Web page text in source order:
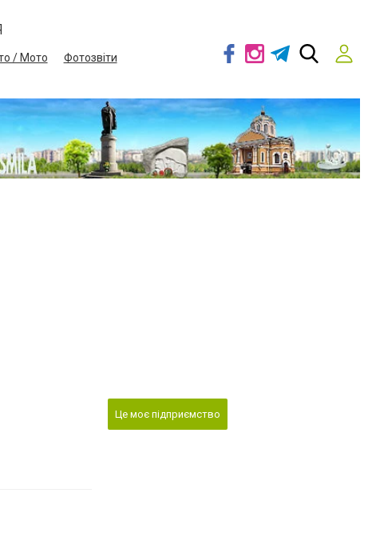
/ Мото
Фотозвіти
Це моє підприємство